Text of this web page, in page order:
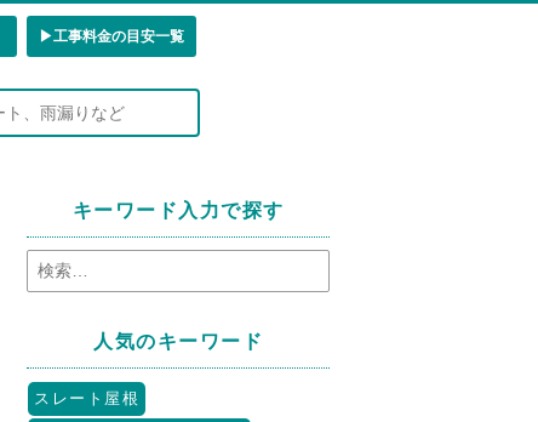
▶︎工事料金の目安一覧
キーワード入力で探す
人気のキーワード
スレート屋根